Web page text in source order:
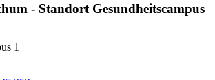
- Standort Gesundheitscampus
1